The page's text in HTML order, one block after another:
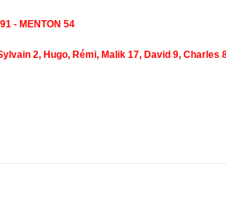
- MENTON 54
2, Hugo, Rémi, Malik 17, David 9, Charles